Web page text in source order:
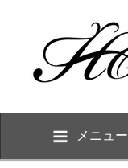
メニュー